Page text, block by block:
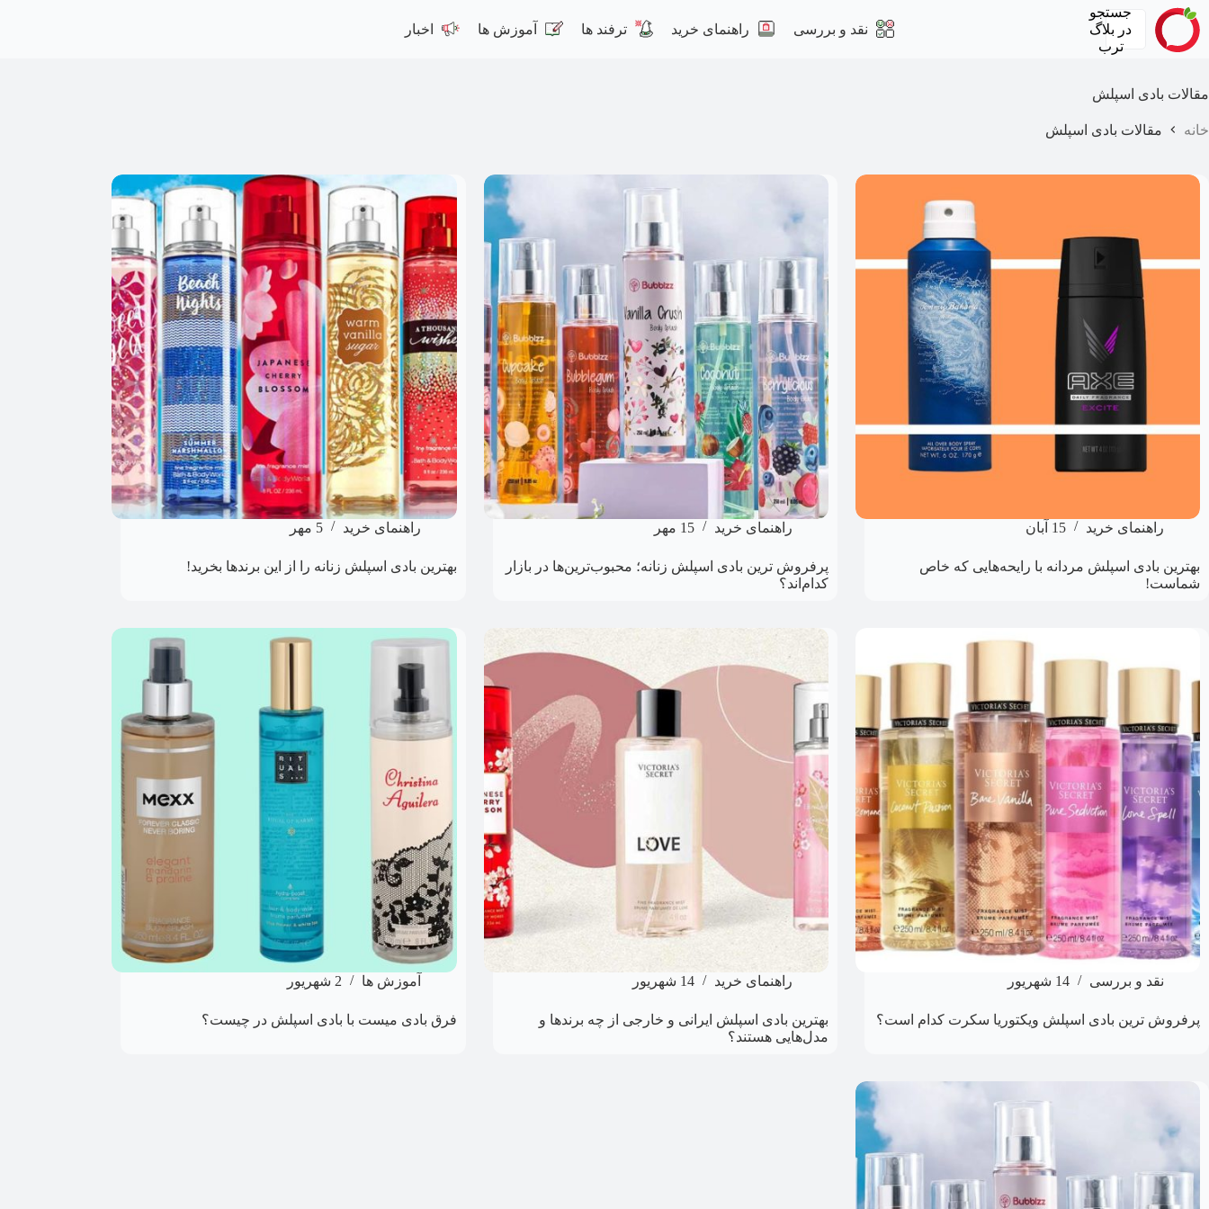
پرش
به
محتوا
جستجو
در بلاگ
ترب
نقد و بررسی راهنمای خرید ترفند ها آموزش ها اخبار
مقالات بادی اسپلش
خانه مقالات بادی اسپلش
راهنمای خرید 15 آبان
بهترین بادی اسپلش مردانه با رایحه‌هایی که خاص
شماست!
راهنمای خرید 15 مهر
پرفروش ترین بادی اسپلش زنانه؛ محبوب‌ترین‌ها در بازار
کدام‌اند؟
راهنمای خرید 5 مهر
بهترین بادی اسپلش زنانه را از این برندها بخرید!
نقد و بررسی 14 شهریور
پرفروش ترین بادی اسپلش ویکتوریا سکرت کدام است؟
راهنمای خرید 14 شهریور
بهترین بادی اسپلش ایرانی و خارجی از چه برندها و
مدل‌هایی هستند؟
آموزش ها 2 شهریور
فرق بادی میست با بادی اسپلش در چیست؟